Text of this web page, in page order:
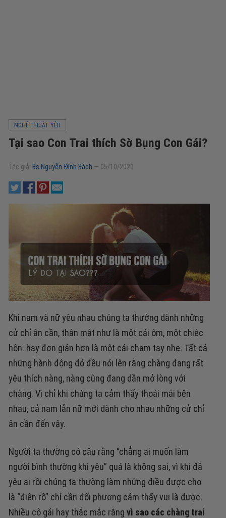
NGHỆ THUẬT YÊU
Tại sao Con Trai thích Sờ Bụng Con Gái?
Tác giả: Bs Nguyễn Đình Bách — 05/10/2020
Khi nam và nữ yêu nhau chúng ta thường dành những
cử chỉ ân cần, thân mật như là một cái ôm, một chiêc
hôn..hay đơn giản hơn là một cái chạm tay nhẹ. Tất cả
những hành động đó đều nói lên rằng chàng đang rất
yêu thích nàng, nàng cũng đang dần mở lòng với
chàng. Vì chỉ khi chúng ta cảm thấy thoái mái bên
nhau, cả nam lẫn nữ mới dành cho nhau những cử chỉ
ân cần đến vậy.
Người ta thường có câu rằng “chẳng ai muốn làm
người bình thường khi yêu” quá là không sai, vì khi đã
yêu ai rồi chúng ta thường làm những điều được cho
là “điên rồ” chỉ cần đối phương cảm thấy vui là được.
Nhiều cô gái hay thắc mắc rằngvì sao các chàng trai